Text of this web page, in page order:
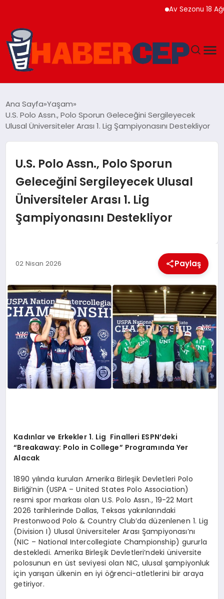
Av Sezonu 18
GÜNDEM
SOSYAL MEDYA
KÜLTÜREL
Ana Sayfa Yaşam
U.S. Polo Assn., Polo Sporun Geleceğini Sergileyecek
Ulusal Üniversiteler Arası 1. Lig Şampiyonasını Destekliyor
U.S. Polo Assn., Polo Sporun
Geleceğini Sergileyecek Ulusal
Üniversiteler Arası 1. Lig
Şampiyonasını Destekliyor
02 Nisan 2026 Paylaş
Kadınlar ve Erkekler 1. Lig Finalleri ESPN’deki
“Breakaway: Polo in College” Programında Yer
Alacak
1890 yılında kurulan Amerika Birleşik Devletleri Polo
Birliği’nin (USPA – United States Polo Association)
resmi spor markası olan U.S. Polo Assn., 19-22 Mart
2026 tarihlerinde Dallas, Teksas yakınlarındaki
Prestonwood Polo & Country Club’da düzenlenen 1. Lig
(Division I) Ulusal Üniversiteler Arası Şampiyonası’nı
(NIC – National Intercollegiate Championship) gururla
destekledi. Amerika Birleşik Devletleri’ndeki üniversite
polosunun en üst seviyesi olan NIC, ulusal şampiyonluk
için yarışan ülkenin en iyi öğrenci-atletlerini bir araya
getiriyor.